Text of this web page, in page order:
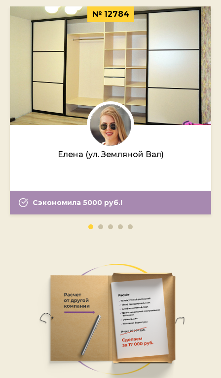
№ 12784
Елена (ул. Земляной Вал)
Сэкономила 5000 руб.!